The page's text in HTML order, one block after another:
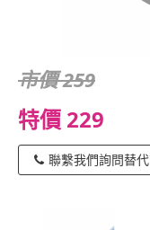
市價 259
特價 229
聯繫我們詢問替